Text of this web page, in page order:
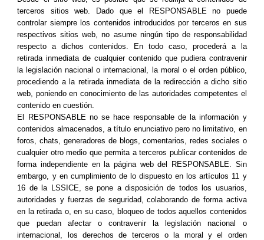
terceros sitios web. Dado que el RESPONSABLE no puede
controlar siempre los contenidos introducidos por terceros en sus
respectivos sitios web, no asume ningún tipo de responsabilidad
respecto a dichos contenidos. En todo caso, procederá a la
retirada inmediata de cualquier contenido que pudiera contravenir
la legislación nacional o internacional, la moral o el orden público,
procediendo a la retirada inmediata de la redirección a dicho sitio
web, poniendo en conocimiento de las autoridades competentes el
contenido en cuestión.
El RESPONSABLE no se hace responsable de la información y
contenidos almacenados, a título enunciativo pero no limitativo, en
foros, chats, generadores de blogs, comentarios, redes sociales o
cualquier otro medio que permita a terceros publicar contenidos de
forma independiente en la página web del RESPONSABLE. Sin
embargo, y en cumplimiento de lo dispuesto en los artículos 11 y
16 de la LSSICE, se pone a disposición de todos los usuarios,
autoridades y fuerzas de seguridad, colaborando de forma activa
en la retirada o, en su caso, bloqueo de todos aquellos contenidos
que puedan afectar o contravenir la legislación nacional o
internacional, los derechos de terceros o la moral y el orden